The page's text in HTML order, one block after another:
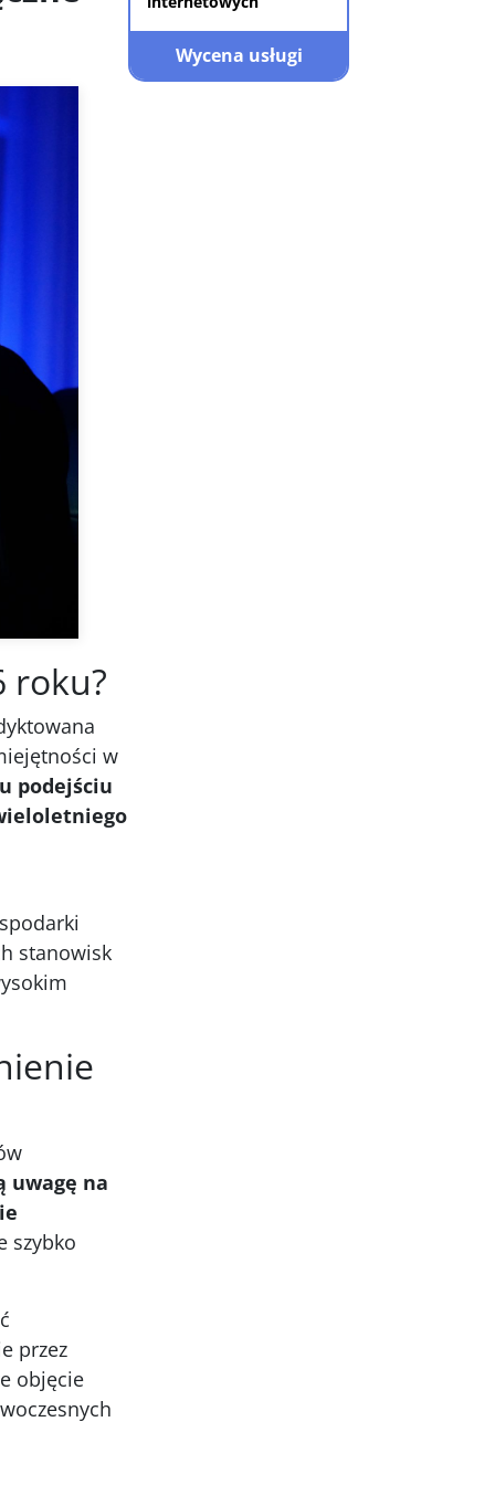
Wycena usługi
roku?
w
podejściu
stanowisk
uwagę na
szybko
przez
objęcie